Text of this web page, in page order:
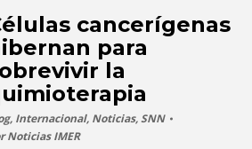
cancerígenas
para
la
, Internacional, Noticias,SNN
Noticias IMER